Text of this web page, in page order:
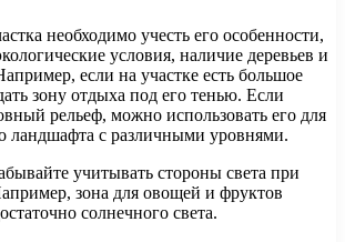
необходимо учесть его особенности,
условия, наличие деревьев и
если на участке есть большое
зону отдыха под его тенью. Если
рельеф, можно использовать его для
ландшафта с различными уровнями.
учитывать стороны света при
зона для овощей и фруктов
солнечного света.